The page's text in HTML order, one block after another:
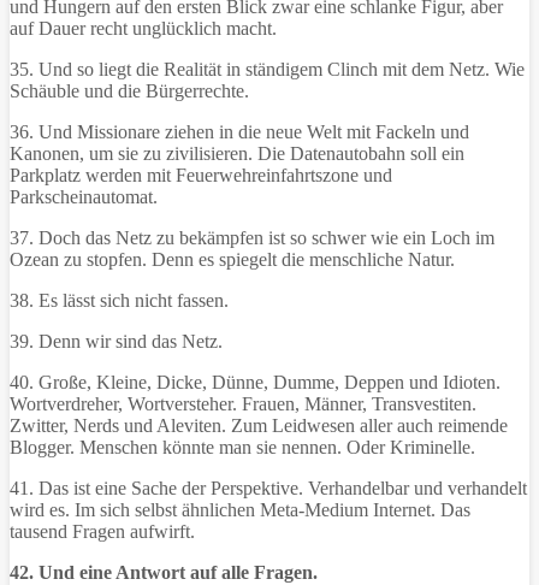
und Hungern auf den ersten Blick zwar eine schlanke Figur, aber
auf Dauer recht unglücklich macht.
35. Und so liegt die Realität in ständigem Clinch mit dem Netz. Wie
Schäuble und die Bürgerrechte.
36. Und Missionare ziehen in die neue Welt mit Fackeln und
Kanonen, um sie zu zivilisieren. Die Datenautobahn soll ein
Parkplatz werden mit Feuerwehreinfahrtszone und
Parkscheinautomat.
37. Doch das Netz zu bekämpfen ist so schwer wie ein Loch im
Ozean zu stopfen. Denn es spiegelt die menschliche Natur.
38. Es lässt sich nicht fassen.
39. Denn wir sind das Netz.
40. Große, Kleine, Dicke, Dünne, Dumme, Deppen und Idioten.
Wortverdreher, Wortversteher. Frauen, Männer, Transvestiten.
Zwitter, Nerds und Aleviten. Zum Leidwesen aller auch reimende
Blogger. Menschen könnte man sie nennen. Oder Kriminelle.
41. Das ist eine Sache der Perspektive. Verhandelbar und verhandelt
wird es. Im sich selbst ähnlichen Meta-Medium Internet. Das
tausend Fragen aufwirft.
42. Und eine Antwort auf alle Fragen.